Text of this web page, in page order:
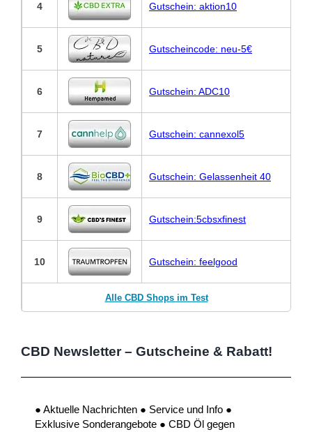
4 Gutschein: aktion10
5 Gutscheincode: neu-5€
6 Gutschein: ADC10
7 Gutschein: cannexol5
8 Gutschein: Gelassenheit 40
9 Gutschein:5cbsxfinest
10 Gutschein: feelgood
Alle CBD Shops im Test
CBD Newsletter – Gutscheine & Rabatt!
● Aktuelle Nachrichten ● Service und Info ●
Exklusive Sonderangebote ● CBD Öl gegen